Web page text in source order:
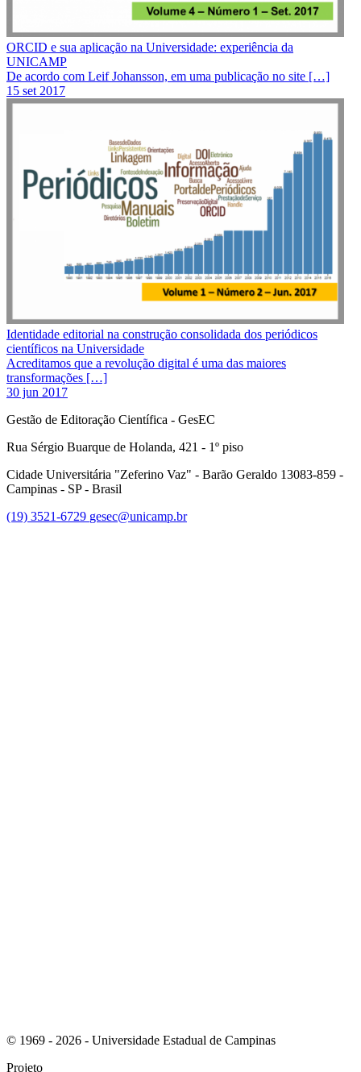
ORCID e sua aplicação na Universidade: experiência da
UNICAMP
De acordo com Leif Johansson, em uma publicação no site […]
15 set 2017
Identidade editorial na construção consolidada dos periódicos
científicos na Universidade
Acreditamos que a revolução digital é uma das maiores
transformações […]
30 jun 2017
Gestão de Editoração Científica - GesEC
Rua Sérgio Buarque de Holanda, 421 - 1º piso
Cidade Universitária "Zeferino Vaz" - Barão Geraldo 13083-859 -
Campinas - SP - Brasil
(19) 3521-6729 gesec@unicamp.br
© 1969 - 2026 - Universidade Estadual de Campinas
Projeto